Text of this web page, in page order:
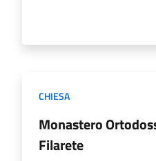
CHIESA
Monastero
Filarete